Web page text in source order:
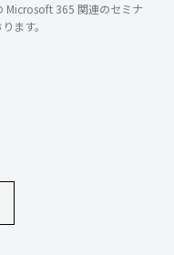
Microsoft 365 関連のセミナ
ます。